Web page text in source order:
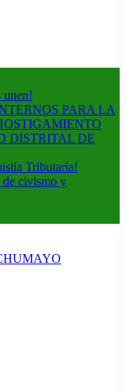
unen!
PARA LA
DISTRITAL DE
Tributaria!
de civismo y